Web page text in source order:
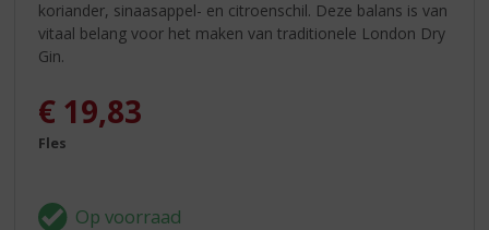
koriander, sinaasappel- en citroenschil. Deze balans is van
vitaal belang voor het maken van traditionele London Dry
Gin.
€ 19,83
Fles